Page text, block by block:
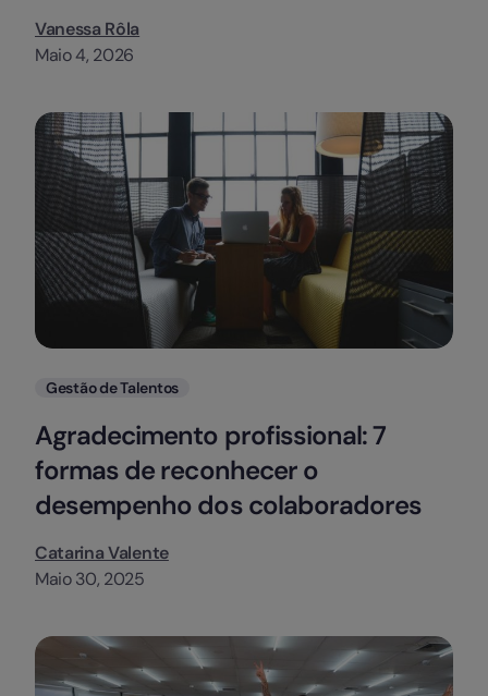
Vanessa Rôla
Maio 4, 2026
Categorias
Gestão de Talentos
Agradecimento profissional: 7
formas de reconhecer o
desempenho dos colaboradores
Catarina Valente
Maio 30, 2025